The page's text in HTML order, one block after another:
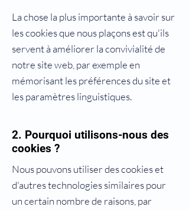
La chose la plus importante à savoir sur
les cookies que nous plaçons est qu'ils
servent à améliorer la convivialité de
notre site web, par exemple en
mémorisant les préférences du site et
les paramètres linguistiques.
2. Pourquoi utilisons-nous des
cookies ?
Nous pouvons utiliser des cookies et
d'autres technologies similaires pour
un certain nombre de raisons, par